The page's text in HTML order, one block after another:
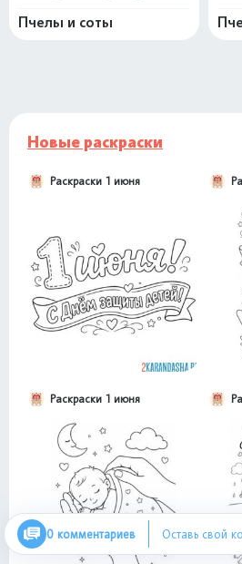
Пчелы и соты
Новые раскраски
Раскраски 1 июня
Раскраски 1 июня
0 комментариев Оставь свой